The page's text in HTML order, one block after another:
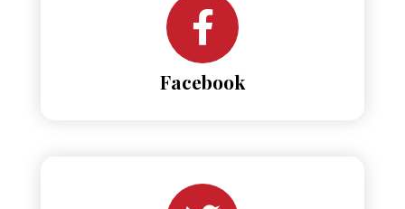
Facebook